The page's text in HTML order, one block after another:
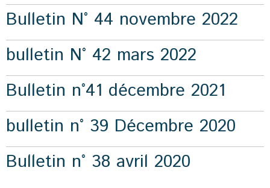
Bulletin N° 44 novembre 2022
bulletin N° 42 mars 2022
Bulletin n°41 décembre 2021
bulletin n° 39 Décembre 2020
Bulletin n° 38 avril 2020